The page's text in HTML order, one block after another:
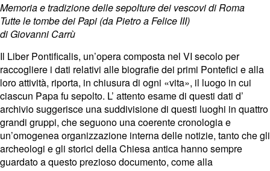
Memoria e tradizione delle sepolture dei vescovi di Roma
Tutte le tombe dei Papi (da Pietro a Felice III)
di Giovanni Carrù
Il Liber Pontificalis, un’opera composta nel VI secolo per
raccogliere i dati relativi alle biografie dei primi Pontefici e alla
loro attività, riporta, in chiusura di ogni «vita», il luogo in cui
ciascun Papa fu sepolto. L’ attento esame di questi dati d’
archivio suggerisce una suddivisione di questi luoghi in quattro
grandi gruppi, che seguono una coerente cronologia e
un’omogenea organizzazione interna delle notizie, tanto che gli
archeologi e gli storici della Chiesa antica hanno sempre
guardato a questo prezioso documento, come alla